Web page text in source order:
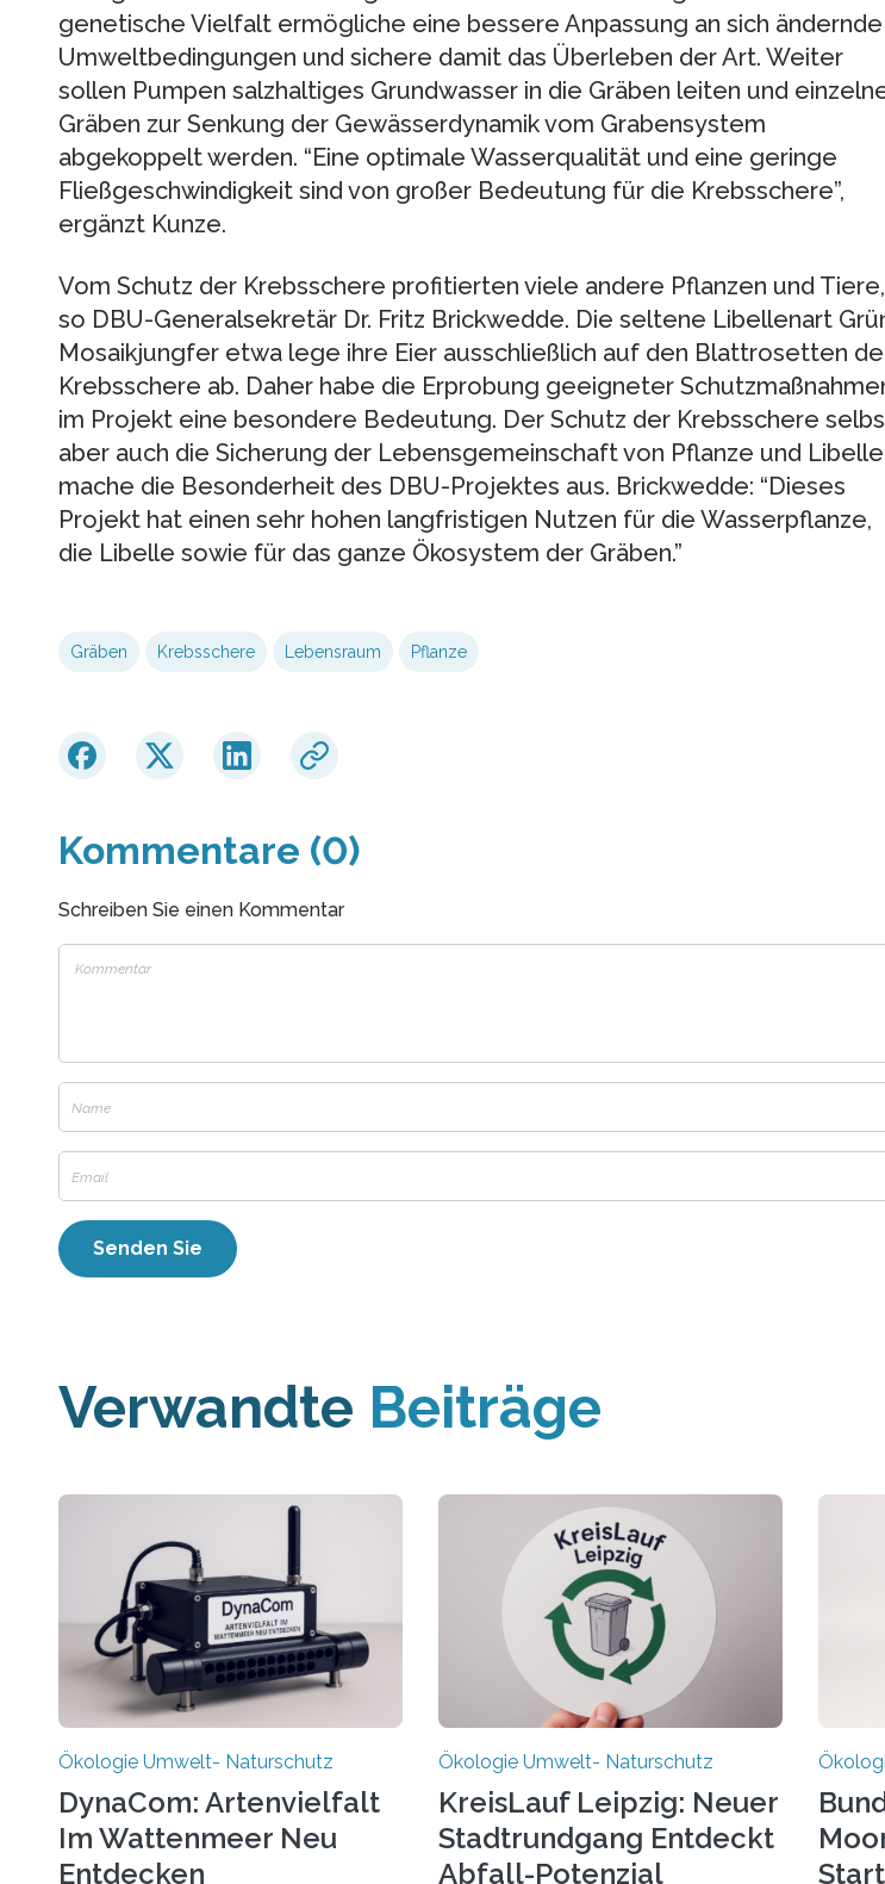
genetische Vielfalt ermögliche eine bessere Anpassung an sich ändernde
Umweltbedingungen und sichere damit das Überleben der Art. Weiter
sollen Pumpen salzhaltiges Grundwasser in die Gräben leiten und
Gräben zur Senkung der Gewässerdynamik vom Grabensystem
abgekoppelt werden. “Eine optimale Wasserqualität und eine geringe
Fließgeschwindigkeit sind von großer Bedeutung für die Krebsschere”,
ergänzt Kunze.
Vom Schutz der Krebsschere profitierten viele andere Pflanzen und Tiere,
so DBU-Generalsekretär Dr. Fritz Brickwedde. Die seltene Libellenart
Mosaikjungfer etwa lege ihre Eier ausschließlich auf den Blattrosetten
Krebsschere ab. Daher habe die Erprobung geeigneter
im Projekt eine besondere Bedeutung. Der Schutz der Krebsschere
aber auch die Sicherung der Lebensgemeinschaft von Pflanze und Libelle
mache die Besonderheit des DBU-Projektes aus. Brickwedde: “Dieses
Projekt hat einen sehr hohen langfristigen Nutzen für die Wasserpflanze,
die Libelle sowie für das ganze Ökosystem der Gräben.”
Gräben Krebsschere Lebensraum Pflanze
Kommentare (0)
Schreiben Sie einen Kommentar
Verwandte Beiträge
Ökologie Umwelt- Naturschutz
DynaCom: Artenvielfalt
Im Wattenmeer Neu
Entdecken
Ökologie Umwelt- Naturschutz
KreisLauf Leipzig: Neuer
Stadtrundgang Entdeckt
Abfall-Potenzial